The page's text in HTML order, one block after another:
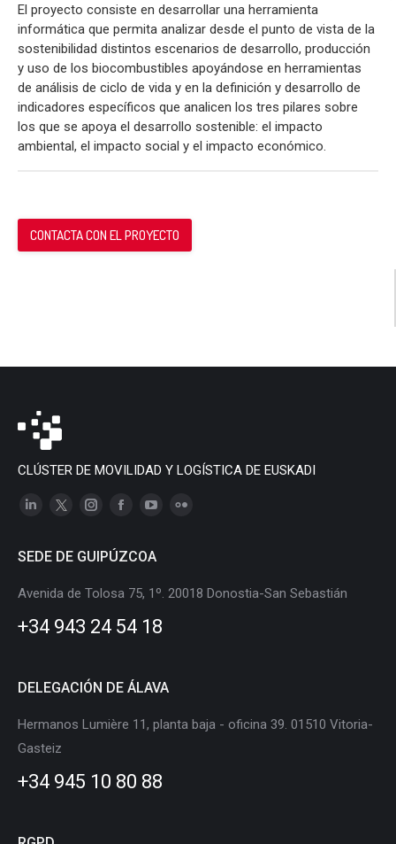
El proyecto consiste en desarrollar una herramienta
informática que permita analizar desde el punto de vista de la
sostenibilidad distintos escenarios de desarrollo, producción
y uso de los biocombustibles apoyándose en herramientas
de análisis de ciclo de vida y en la definición y desarrollo de
indicadores específicos que analicen los tres pilares sobre
los que se apoya el desarrollo sostenible: el impacto
ambiental, el impacto social y el impacto económico.
CONTACTA CON EL PROYECTO
CLÚSTER DE MOVILIDAD Y LOGÍSTICA DE EUSKADI
Linkedin
opens
window
X
opens
window
Instagram
opens
in
window
opens
in
window
opens
in
window
in
SEDE DE GUIPÚZCOA
Avenida de Tolosa 75, 1º. 20018 Donostia-San Sebastián
+34 943 24 54 18
DELEGACIÓN DE ÁLAVA
Hermanos Lumière 11, planta baja - oficina 39. 01510 Vitoria-
Gasteiz
+34 945 10 80 88